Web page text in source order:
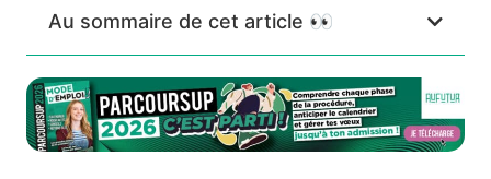
Au sommaire de cet article 👀